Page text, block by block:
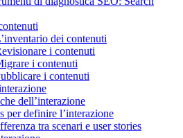
dei contenuti
i contenuti
i contenuti
i contenuti
dell’interazione
per definire l’interazione
tra scenari e user stories